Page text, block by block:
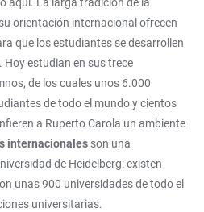
orientación internacional ofrecen
que los estudiantes se desarrollen
estudian en sus trece
de los cuales unos 6.000
de todo el mundo y cientos
a Ruperto Carola un ambiente
internacionales son una
de Heidelberg: existen
unas 900 universidades de todo el
universitarias.